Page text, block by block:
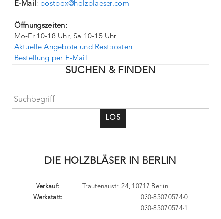
E-Mail: postbox@holzblaeser.com
Öffnungszeiten:
Mo-Fr 10-18 Uhr, Sa 10-15 Uhr
Aktuelle Angebote und Restposten
Bestellung per E-Mail
SUCHEN & FINDEN
LOS
DIE HOLZBLÄSER IN BERLIN
Trautenaustr. 24, 10717 Berlin
Verkauf:
Werkstatt:
030-85070574-0
030-85070574-1